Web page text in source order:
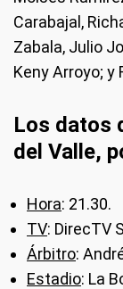
Carabajal,
Zabala, Julio
Keny Arroyo; y
Los datos
del Valle,
Hora: 21.30.
TV: DirecTV
Árbitro:
Estadio: La